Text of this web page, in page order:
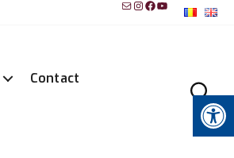
MailInstagram
Facebook
YouTube
Contact
Instrumente pentru accesibilitate